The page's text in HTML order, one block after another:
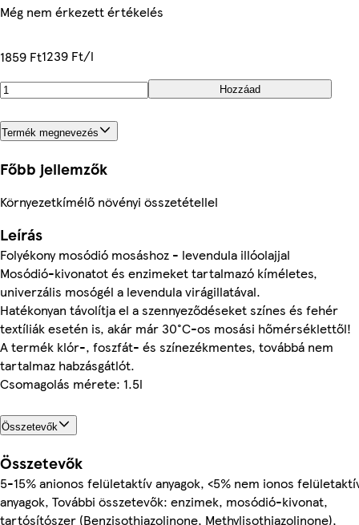
Még nem érkezett értékelés
1859 Ft1239 Ft/l
Hozzáad
Termék megnevezés
Főbb jellemzők
Környezetkímélő növényi összetétellel
Leírás
Folyékony mosódió mosáshoz - levendula illóolajjal
Mosódió-kivonatot és enzimeket tartalmazó kíméletes,
univerzális mosógél a levendula virágillatával.
Hatékonyan távolítja el a szennyeződéseket színes és fehér
textíliák esetén is, akár már 30°C-os mosási hőmérséklettől!
A termék klór-, foszfát- és színezékmentes, továbbá nem
tartalmaz habzásgátlót.
Csomagolás mérete: 1.5l
Összetevők
Összetevők
5-15% anionos felületaktív anyagok, <5% nem ionos
anyagok, További összetevők: enzimek, mosódió-kivonat,
tartósítószer (Benzisothiazolinone, Methylisothiazolinone),